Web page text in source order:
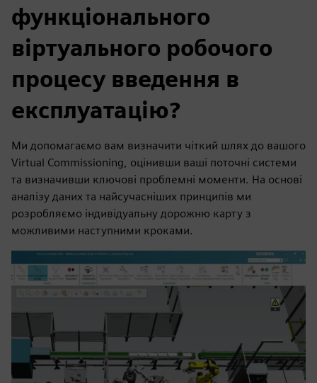
функціонального
віртуального робочого
процесу введення в
експлуатацію?
Ми допомагаємо вам визначити чіткий шлях до вашого
Virtual Commissioning, оцінивши ваші поточні системи
та визначивши ключові проблемні моменти. На основі
аналізу даних та найсучасніших принципів ми
розробляємо індивідуальну дорожню карту з
можливими наступними кроками.